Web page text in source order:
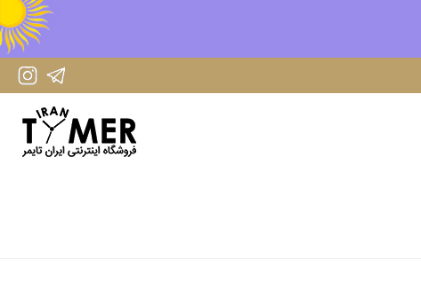
IranTimer Instagram Page